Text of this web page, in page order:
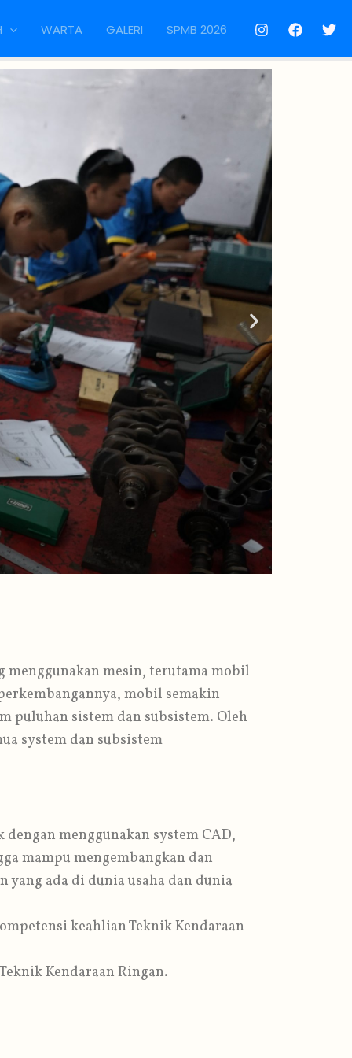
WARTA GALERI SPMB 2026
mesin, terutama mobil
mobil semakin
puluhan sistem dan subsistem. Oleh
system dan subsistem
menggunakan system CAD,
mampu mengembangkan dan
ada di dunia usaha dan dunia
keahlian Teknik Kendaraan
Kendaraan Ringan.